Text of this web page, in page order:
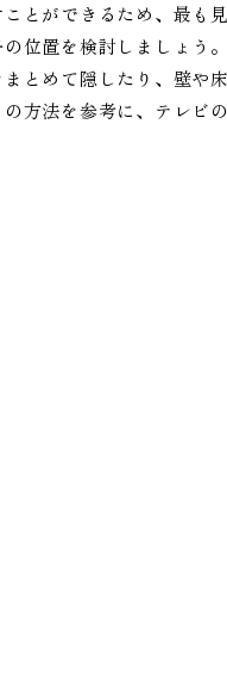
とができるため、最も
位置を検討しましょう
とめて隠したり、壁や
方法を参考に、テレビ